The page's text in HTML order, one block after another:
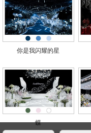
你是我闪耀的星
蝶